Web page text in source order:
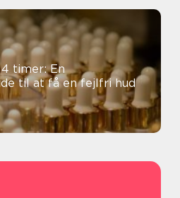
timer: En
til at få en fejlfri hud